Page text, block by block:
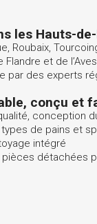
les Hauts-
Roubaix,
et de
par des experts
conçu et
conception
de pains et
intégré
pièces détachées